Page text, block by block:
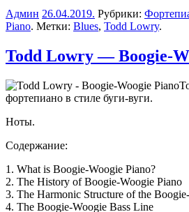
Админ 26.04.2019. Рубрики:
Piano. Метки: Blues, Todd Lowry.
Todd Lowry — Boogie-
фортепиано в стиле буги-вуги.
Ноты.
Содержание:
1. What is Boogie-Woogie Piano?
2. The History of Boogie-Woogie Piano
3. The Harmonic Structure of the
4. The Boogie-Woogie Bass Line